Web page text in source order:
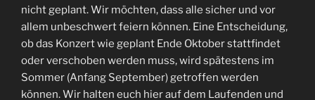
nicht geplant. Wir möchten, dass alle sicher und vor
allem unbeschwert feiern können. Eine Entscheidung,
ob das Konzert wie geplant Ende Oktober stattfindet
oder verschoben werden muss, wird spätestens im
Sommer (Anfang September) getroffen werden
können. Wir halten euch hier auf dem Laufenden und